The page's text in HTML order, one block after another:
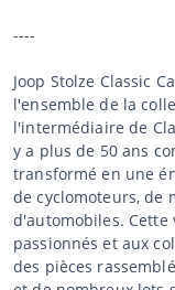
----
Joop Stolze Classic
l'ensemble de la
l'intermédiaire de
y a plus de 50 ans
transformé en une
de cyclomoteurs, de
d'automobiles.
passionnés et aux
des pièces